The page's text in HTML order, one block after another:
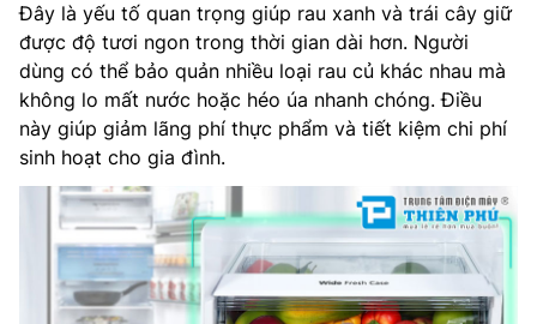
Đây là yếu tố quan trọng giúp rau xanh và trái cây giữ
được độ tươi ngon trong thời gian dài hơn. Người
dùng có thể bảo quản nhiều loại rau củ khác nhau mà
không lo mất nước hoặc héo úa nhanh chóng. Điều
này giúp giảm lãng phí thực phẩm và tiết kiệm chi phí
sinh hoạt cho gia đình.